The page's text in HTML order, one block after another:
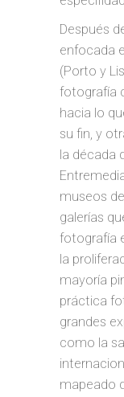
Después
enfocada
(Porto y
fotografía
hacia lo
su fin, y
la década
museos
galerías
fotografía
la
mayoría
práctica
grandes
como la
mapeado